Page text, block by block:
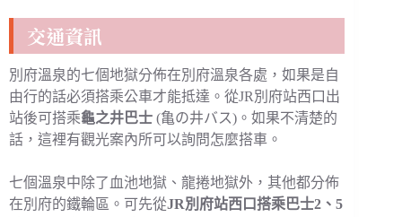
交通資訊
別府溫泉的七個地獄分佈在別府溫泉各處，如果是自
由行的話必須搭乘公車才能抵達。從JR別府站西口出
站後可搭乘龜之井巴士 (亀の井バス)。如果不清楚的
話，這裡有觀光案內所可以詢問怎麼搭車。
七個溫泉中除了血池地獄、龍捲地獄外，其他都分佈
在別府的鐵輪區。可先從JR別府站西口搭乘巴士2、5